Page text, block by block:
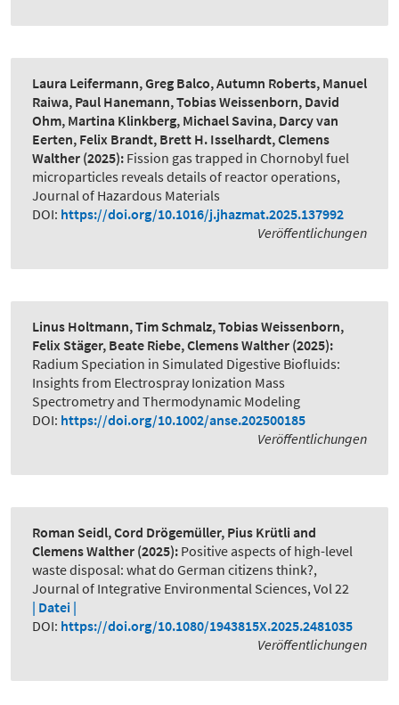
Laura Leifermann, Greg Balco, Autumn Roberts, Manuel
Raiwa, Paul Hanemann, Tobias Weissenborn, David
Ohm, Martina Klinkberg, Michael Savina, Darcy van
Eerten, Felix Brandt, Brett H. Isselhardt, Clemens
Walther (2025): Fission gas trapped in Chornobyl fuel
microparticles reveals details of reactor operations,
Journal of Hazardous Materials
DOI: https://doi.org/10.1016/j.jhazmat.2025.137992
Veröffentlichungen
Linus Holtmann, Tim Schmalz, Tobias Weissenborn,
Felix Stäger, Beate Riebe, Clemens Walther (2025):
Radium Speciation in Simulated Digestive Biofluids:
Insights from Electrospray Ionization Mass
Spectrometry and Thermodynamic Modeling
DOI: https://doi.org/10.1002/anse.202500185
Veröffentlichungen
Roman Seidl, Cord Drögemüller, Pius Krütli and
Clemens Walther (2025): Positive aspects of high-level
waste disposal: what do German citizens think?,
Journal of Integrative Environmental Sciences, Vol 22
| Datei |
DOI: https://doi.org/10.1080/1943815X.2025.2481035
Veröffentlichungen